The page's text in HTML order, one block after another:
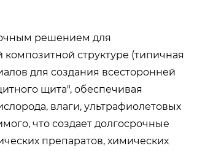
решением для
структуре (типичная
для создания всесторонней
щита", обеспечивая
влаги, ультрафиолетовых
что создает долгосрочные
препаратов, химических